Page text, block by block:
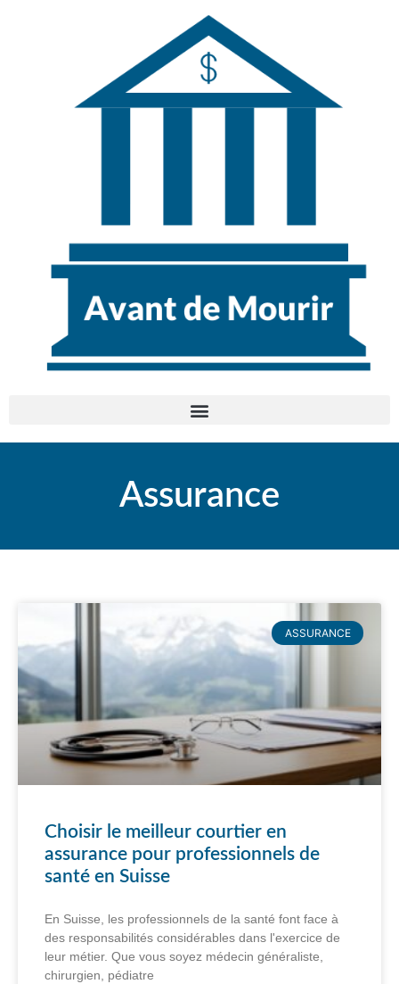
Assurance
ASSURANCE
Choisir le meilleur courtier en
assurance pour professionnels de
santé en Suisse
En Suisse, les professionnels de la santé font face à
des responsabilités considérables dans l'exercice de
leur métier. Que vous soyez médecin généraliste,
chirurgien, pédiatre